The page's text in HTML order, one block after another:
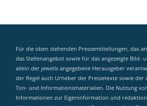
Für die oben stehenden Pressemitteilungen, das
das Stellenangebot sowie für das angezeigte Bild-
allein der jeweils angegebene Herausgeber
der Regel auch Urheber der Pressetexte sowie der
Ton- und Informationsmaterialien. Die Nutzung
Informationen zur Eigeninformation und